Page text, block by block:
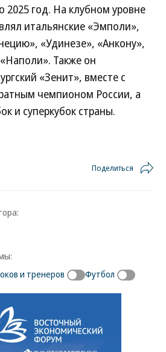
2025 год. На клубном уровне
итальянские «Эмполи»,
«Удинезе», «Анкону»,
Также он
«Зенит», вместе с
чемпионом России, а
и суперкубок страны.
Поделиться
и тренеров
Футбол